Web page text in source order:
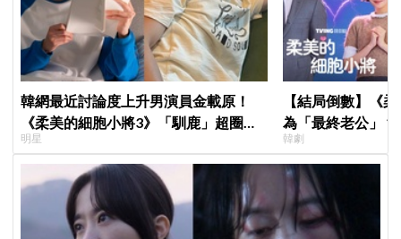
韓網最近討論度上升男演員金載原！
《柔美的細胞小將3》「馴鹿」超圈
粉，網友直呼：像從漫畫走出來
明星
【結局倒數】《
為「最終老公」？
點：情緒穩定、
韓劇